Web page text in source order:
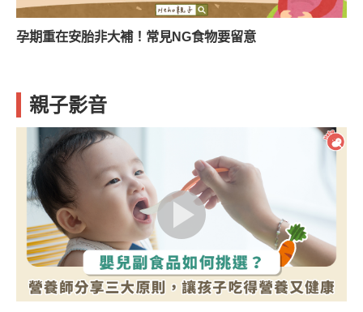
非大補！常見NG食物要留意
親子影音